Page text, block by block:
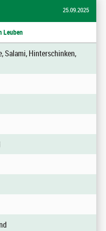
25.09.2025
Leuben
Salami, Hinterschinken,